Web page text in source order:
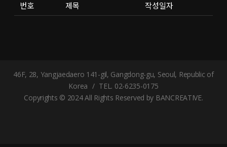
번호 제목 작성일자
46F, 28, Yangjaedaero 141-gil, Gangdong-gu, Seoul, Republic of
Korea / TEL. 02-6235-0175
Copyrights © 2024 All Rights Reserved by BANCREATIVE.